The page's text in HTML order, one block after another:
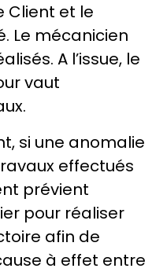
Client et le
Le mécanicien
A l’issue, le
vaut
si une anomalie
effectués
prévient
pour réaliser
afin de
à effet entre